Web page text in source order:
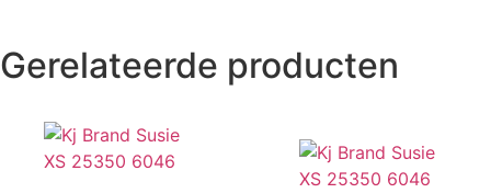
Gerelateerde producten